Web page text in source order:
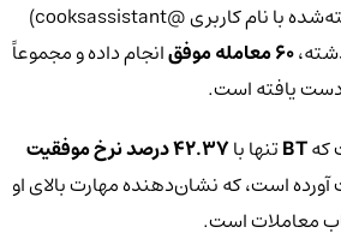
(شناخته‌شده با نام کاربری @cooksassistant)
۶۰ معامله موفق
انجام داده و مجموعاً
یافته است.
BTتنها با۴۲.۳۷ درصد نرخ موفقیت
است، که نشان‌دهنده مهارت بالای او
معاملات است.